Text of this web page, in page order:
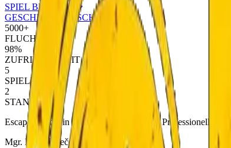
SPIEL BUCHEN
GESCHENKGUTSCHEINE
5000+
FLUCHTEN
98%
ZUFRIEDENHEIT
5
SPIELE
2
STANDORTE
Escape Rooms in Liberec und Bedřichov. Professionell
Mgr. Petr Němeček, IČ: 01901567